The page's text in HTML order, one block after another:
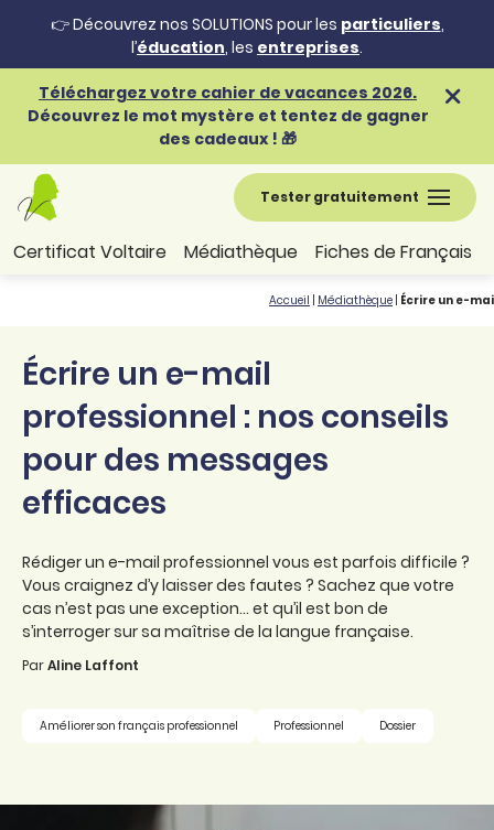
👉 Découvrez nos SOLUTIONS pour les particuliers,
l’éducation, les entreprises.
Téléchargez votre cahier de vacances 2026.
Découvrez le mot mystère et tentez de gagner
des cadeaux ! 🎁
Tester gratuitement
Certificat Voltaire Médiathèque Fiches de Français
Accueil Médiathèque Écrire un e-
Écrire un e-mail
professionnel : nos conseils
pour des messages
efficaces
Rédiger un e-mail professionnel vous est parfois difficile ?
Vous craignez d’y laisser des fautes ? Sachez que votre
cas n’est pas une exception... et qu’il est bon de
s’interroger sur sa maîtrise de la langue française.
ParAline Laffont
Améliorer son français professionnel Professionnel Dossier